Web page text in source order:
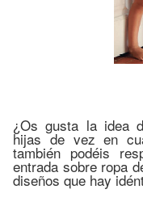
¿Os gusta la idea
hijas de vez en
también podéis
entrada sobre ropa
diseños que hay